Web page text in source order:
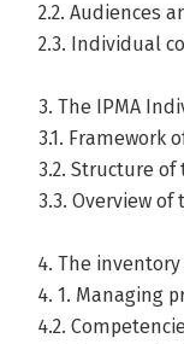
2.2. Audiences
2.3. Individual
3. The IPMA
3.1. Framework
3.2. Structure of
3.3. Overview
4. The
4. 1. Managing
4.2.